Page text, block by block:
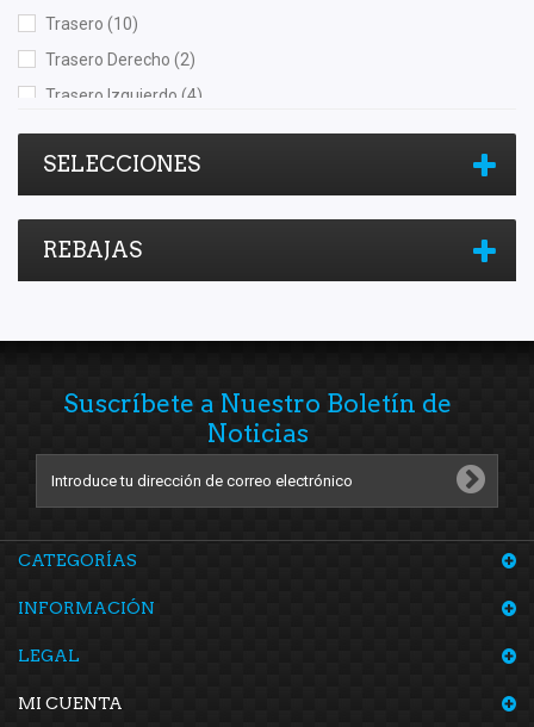
Trasero (10)
Trasero Derecho (2)
Trasero Izquierdo (4)
SELECCIONES
REBAJAS
Suscríbete a Nuestro Boletín de
Noticias
CATEGORÍAS
INFORMACIÓN
LEGAL
MI CUENTA